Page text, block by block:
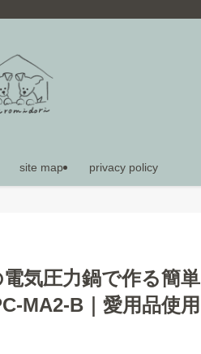
site map privacy policy
気圧力鍋で作る簡単
MA2-B｜愛用品使用